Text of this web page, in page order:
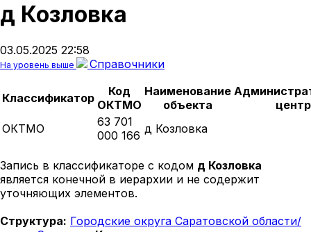
д Козловка
03.05.2025 22:58
На уровень выше Справочники
Классификатор
Код
ОКТМО
Наименование
объекта
центр
ОКТМО
63 701
000 166 д Козловка
Запись в классификаторе с кодом д Козловка
является конечной в иерархии и не содержит
уточняющих элементов.
Структура: Городские округа Саратовской области/